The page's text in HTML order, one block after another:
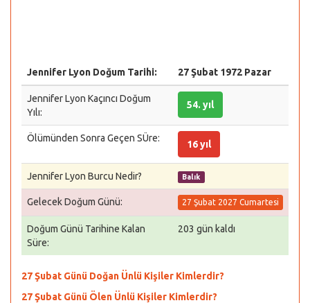
Jennifer Lyon Doğum Tarihi: 27 Şubat 1972 Pazar
Jennifer Lyon Kaçıncı Doğum
Yılı:
54. yıl
Ölümünden Sonra Geçen SÜre:
16 yıl
Jennifer Lyon Burcu Nedir? Balık
Gelecek Doğum Günü: 27 Şubat 2027 Cumartesi
Doğum Günü Tarihine Kalan
Süre:
203 gün kaldı
27 Şubat Günü Doğan Ünlü Kişiler Kimlerdir?
27 Şubat Günü Ölen Ünlü Kişiler Kimlerdir?